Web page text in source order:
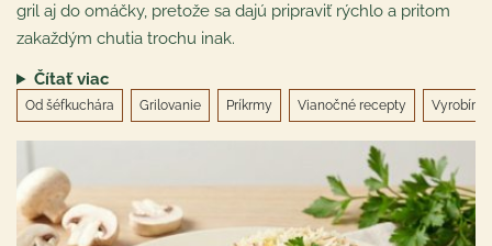
gril aj do omáčky, pretože sa dajú pripraviť rýchlo a pritom
zakaždým chutia trochu inak.
Čítať viac
Od šéfkuchára Grilovanie Príkrmy Vianočné recepty Vyrobím